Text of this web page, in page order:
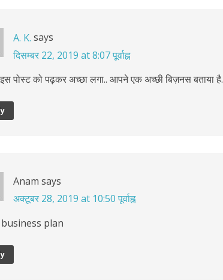
A. K. says
दिसम्बर 22, 2019 at 8:07 पूर्वाह्न
पोस्ट को पढ़कर अच्छा लगा.. आपने एक अच्छी बिज़नस बताया है.
Anam says
अक्टूबर 28, 2019 at 10:50 पूर्वाह्न
plan